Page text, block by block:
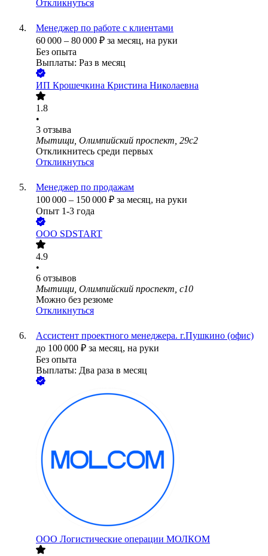
Откликнуться
Менеджер по работе с клиентами
60 000 – 80 000 ₽ за месяц, на руки
Без опыта
Выплаты: Раз в месяц
ИП Крошечкина Кристина Николаевна
1.8
•
3 отзыва
Мытищи, Олимпийский проспект, 29с2
Откликнитесь среди первых
Откликнуться
Менеджер по продажам
100 000 – 150 000 ₽ за месяц, на руки
Опыт 1-3 года
ООО SDSTART
4.9
•
6 отзывов
Мытищи, Олимпийский проспект, с10
Можно без резюме
Откликнуться
Ассистент проектного менеджера. г.Пушкино (офис)
до 100 000 ₽ за месяц, на руки
Без опыта
Выплаты: Два раза в месяц
ООО Логистические операции МОЛКОМ